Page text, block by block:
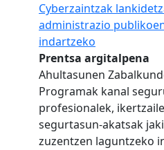
Cyberzaintzak
administrazio
indartzeko
Prentsa argitalpena
Ahultasunen
Programak kanal
profesionalek,
segurtasun-akatsak
zuzentzen laguntzeko